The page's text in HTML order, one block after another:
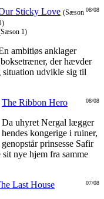
08/08
Sticky Love (Sæson
1)
ambitiøs anklager
der hævder
situation udvikle sig til
08/08
The Ribbon Hero
Da uhyret Nergal lægger
hendes kongerige i ruiner,
genopstår prinsesse Safir
nye hjem fra samme
07/08
Last House